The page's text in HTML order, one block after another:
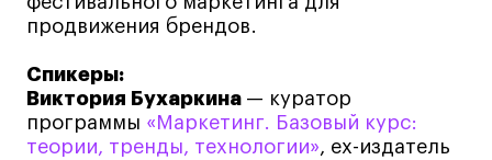
Для школьников
Интенсивы
Среднесрочные
продвижения брендов.
Спикеры:
Виктория Бухаркина — куратор
программы «Маркетинг. Базовый курс:
теории, тренды, технологии», ex-издатель